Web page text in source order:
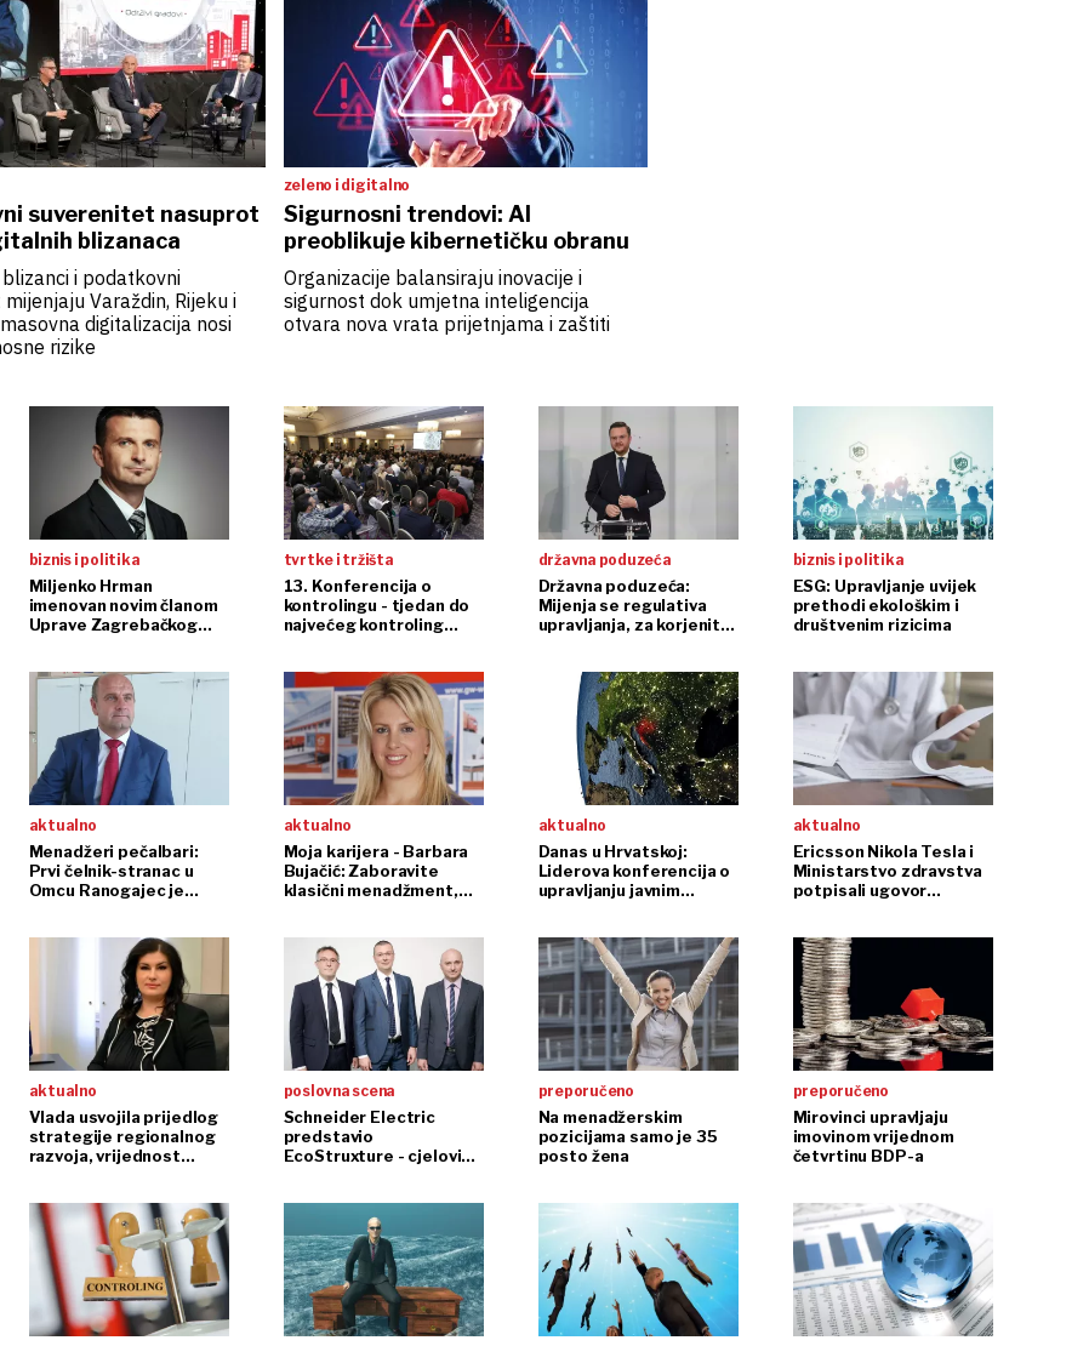
suverenitet nasuprot
blizanaca
i podatkovni
Varaždin, Rijeku i
digitalizacija nosi
rizike
zeleno i digitalno
Sigurnosni trendovi: AI
preoblikuje kibernetičku obranu
Organizacije balansiraju inovacije i
sigurnost dok umjetna inteligencija
otvara nova vrata prijetnjama i zaštiti
biznis i politika
Miljenko Hrman
imenovan novim članom
Uprave Zagrebačkog
tvrtke i tržišta
13. Konferencija o
kontrolingu - tjedan do
najvećeg kontroling
državna poduzeća
Državna poduzeća:
Mijenja se regulativa
upravljanja, za korjenitu
biznis i politika
ESG: Upravljanje uvijek
prethodi ekološkim i
društvenim rizicima
aktualno
Menadžeri pečalbari:
Prvi čelnik-stranac u
Omcu Ranogajec je
aktualno
Moja karijera - Barbara
Bujačić: Zaboravite
klasični menadžment,
aktualno
Danas u Hrvatskoj:
Liderova konferencija o
upravljanju javnim
aktualno
Ericsson Nikola Tesla i
Ministarstvo zdravstva
potpisali ugovor
aktualno
Vlada usvojila prijedlog
strategije regionalnog
razvoja, vrijednost
poslovna scena
Schneider Electric
predstavio
EcoStruxture - cjeloviti
energijom i
energetskom
učinkovitošću
preporučeno
Na menadžerskim
pozicijama samo je 35
posto žena
preporučeno
Mirovinci upravljaju
imovinom vrijednom
četvrtinu BDP-a